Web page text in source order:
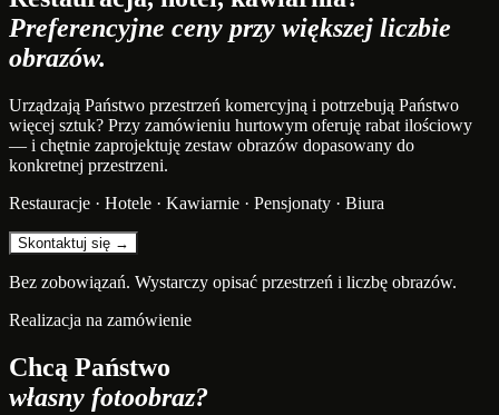
Preferencyjne ceny przy większej liczbie
obrazów.
Urządzają Państwo przestrzeń komercyjną i potrzebują Państwo
więcej sztuk? Przy zamówieniu hurtowym oferuję rabat ilościowy
— i chętnie zaprojektuję zestaw obrazów dopasowany do
konkretnej przestrzeni.
Restauracje · Hotele · Kawiarnie · Pensjonaty · Biura
Skontaktuj się →
Bez zobowiązań. Wystarczy opisać przestrzeń i liczbę obrazów.
Realizacja na zamówienie
Chcą Państwo
własny fotoobraz?